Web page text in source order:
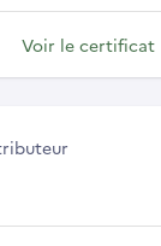
Voir le certificat